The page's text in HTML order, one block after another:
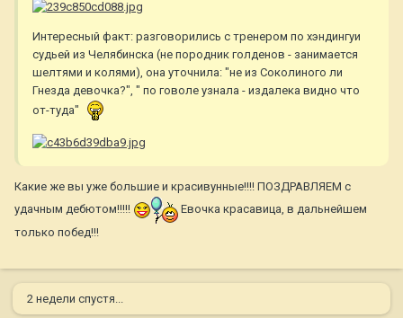
Интересный факт: разговорились с тренером по хэндингуи
судьей из Челябинска (не породник голденов - занимается
шелтями и колями), она уточнила: "не из Соколиного ли
Гнезда девочка?", " по говоле узнала - издалека видно что
от-туда"
Какие же вы уже большие и красивунные!!!! ПОЗДРАВЛЯЕМ с
удачным дебютом!!!!!
Евочка красавица, в дальнейшем
только побед!!!
2 недели спустя...